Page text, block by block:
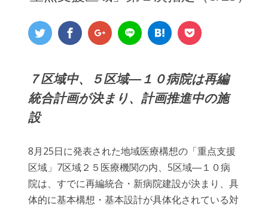
７区域中、５区域―１０病院は再編
統合計画が決まり、計画推進中の施
設
8月25日に発表された地域医療構想の「重点支援
区域」7区域２５医療機関の内、5区域―１０病
院は、すでに再編統合・新病院建設が決まり、具
体的に基本構想・基本設計が具体化されている対